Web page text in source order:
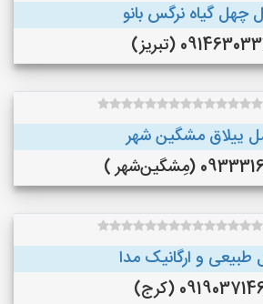
چهل گیاه نرگس بانو
(تبریز)
ییلاق مشگین شهر
(مِشگین‌شهر )
و ارگانیک مدا
(کرج)